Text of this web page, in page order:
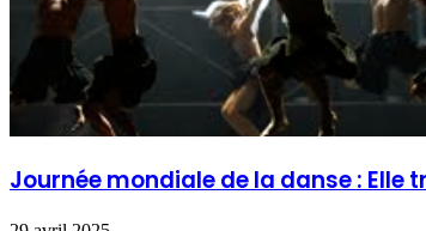
Journée mondiale de la danse : Elle